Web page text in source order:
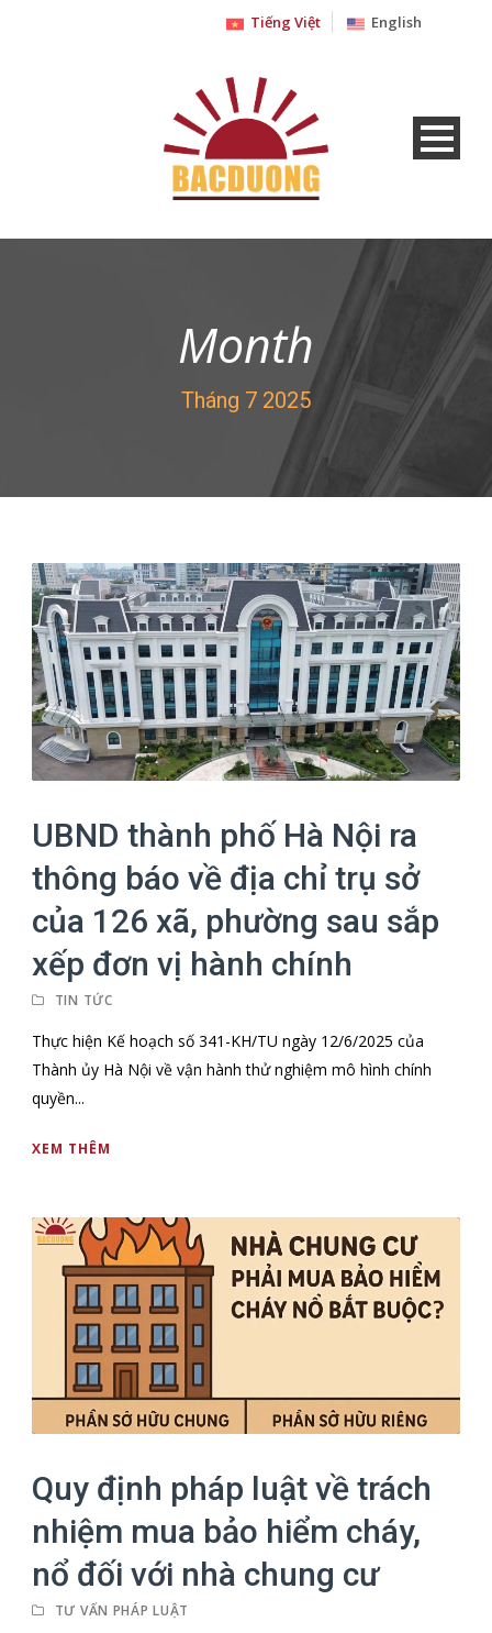
Tiếng Việt English
Month
Tháng 7 2025
UBND thành phố Hà Nội ra
thông báo về địa chỉ trụ sở
của 126 xã, phường sau sắp
xếp đơn vị hành chính
TIN TỨC
Thực hiện Kế hoạch số 341-KH/TU ngày 12/6/2025 của
Thành ủy Hà Nội về vận hành thử nghiệm mô hình chính
quyền...
XEM THÊM
Quy định pháp luật về trách
nhiệm mua bảo hiểm cháy,
nổ đối với nhà chung cư
TƯ VẤN PHÁP LUẬT